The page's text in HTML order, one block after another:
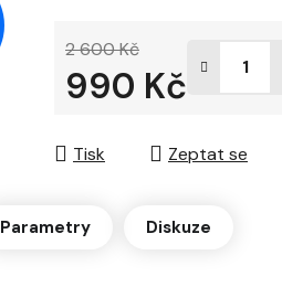
2 600 Kč
990 Kč
Tisk Zeptat se
Parametry Diskuze